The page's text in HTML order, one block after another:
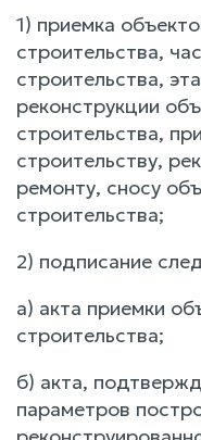
1) приемка
строительства,
строительства,
реконструкции
строительства,
строительству,
ремонту, сносу
строительства;
2) подписание
а) акта приемки
строительства;
б) акта,
параметров